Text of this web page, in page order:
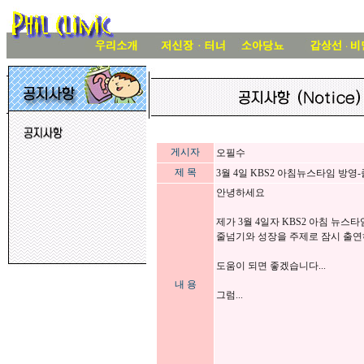
게시자
오필수
제 목
3월 4일 KBS2 아침뉴스타임 방영
내 용
안녕하세요
제가 3월 4일자 KBS2 아침 뉴스타
줄넘기와 성장을 주제로 잠시 출
도움이 되면 좋겠습니다...
그럼...